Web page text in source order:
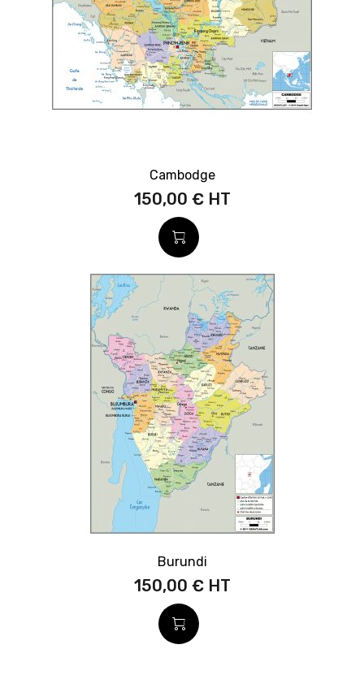
Cambodge
150,00 €
Burundi
150,00 €